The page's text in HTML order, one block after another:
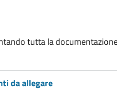
tutta la
da allegare